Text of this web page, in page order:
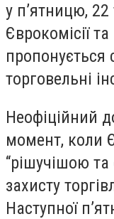
у п’ятницю, 22
Єврокомісії
пропонується
торговельні
Неофіційний
момент, коли
“рішучішою
захисту
Наступної